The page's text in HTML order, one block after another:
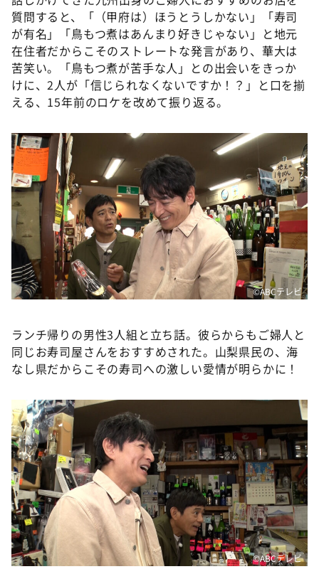
質問すると、「（甲府は）ほうとうしかない」「寿司
が有名」「鳥もつ煮はあんまり好きじゃない」と地元
在住者だからこそのストレートな発言があり、華大は
苦笑い。「鳥もつ煮が苦手な人」との出会いをきっか
けに、2人が「信じられなくないですか！？」と口を揃
える、15年前のロケを改めて振り返る。
©️ABCテレビ
ランチ帰りの男性3人組と立ち話。彼らからもご婦人と
同じお寿司屋さんをおすすめされた。山梨県民の、海
なし県だからこその寿司への激しい愛情が明らかに！
©️ABCテレビ